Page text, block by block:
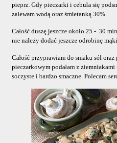
pieprz. Gdy pieczarki i cebula się
zalewam wodą oraz śmietanką 30%.
Całość duszę jeszcze około 25 -  30
nie należy dodać jeszcze odrobinę
Całość przyprawiam do smaku sól
pieczarkowym podałam z
soczyste i bardzo smaczne. Polecam